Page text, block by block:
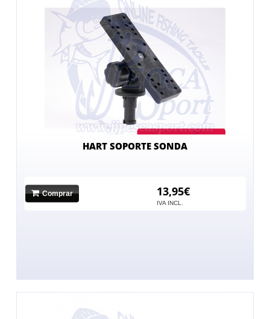
HART SOPORTE SONDA
Comprar 13,95€
IVA INCL.